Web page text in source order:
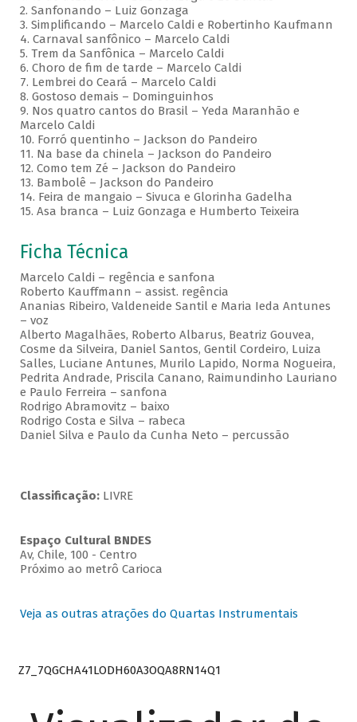
2. Sanfonando – Luiz Gonzaga
3. Simplificando – Marcelo Caldi e Robertinho Kaufmann
4. Carnaval sanfônico – Marcelo Caldi
5. Trem da Sanfônica – Marcelo Caldi
6. Choro de fim de tarde – Marcelo Caldi
7. Lembrei do Ceará – Marcelo Caldi
8. Gostoso demais – Dominguinhos
9. Nos quatro cantos do Brasil – Yeda Maranhão e
Marcelo Caldi
10. Forró quentinho – Jackson do Pandeiro
11. Na base da chinela – Jackson do Pandeiro
12. Como tem Zé – Jackson do Pandeiro
13. Bambolê – Jackson do Pandeiro
14. Feira de mangaio – Sivuca e Glorinha Gadelha
15. Asa branca – Luiz Gonzaga e Humberto Teixeira
Ficha Técnica
Marcelo Caldi – regência e sanfona
Roberto Kauffmann – assist. regência
Ananias Ribeiro, Valdeneide Santil e Maria Ieda Antunes
– voz
Alberto Magalhães, Roberto Albarus, Beatriz Gouvea,
Cosme da Silveira, Daniel Santos, Gentil Cordeiro, Luiza
Salles, Luciane Antunes, Murilo Lapido, Norma Nogueira,
Pedrita Andrade, Priscila Canano, Raimundinho Lauriano
e Paulo Ferreira – sanfona
Rodrigo Abramovitz – baixo
Rodrigo Costa e Silva – rabeca
Daniel Silva e Paulo da Cunha Neto – percussão
Classificação: LIVRE
Espaço Cultural BNDES
Av, Chile, 100 - Centro
Próximo ao metrô Carioca
Veja as outras atrações do Quartas Instrumentais
Z7_7QGCHA41LODH60A3OQA8RN14Q1